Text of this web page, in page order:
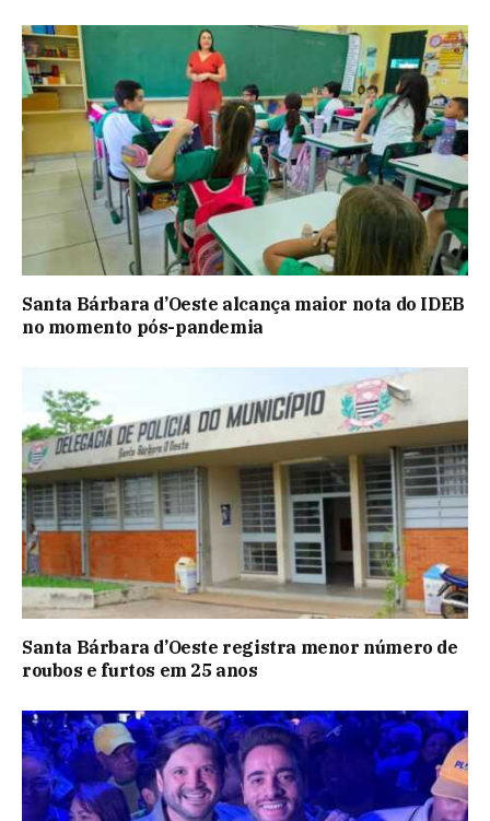
Santa Bárbara d’Oeste alcança maior nota do IDEB
no momento pós-pandemia
Santa Bárbara d’Oeste registra menor número de
roubos e furtos em 25 anos